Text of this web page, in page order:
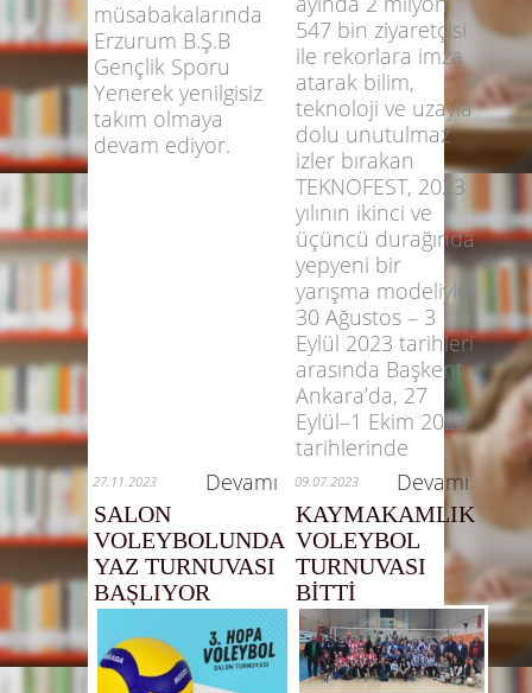
müsabakalarında
Erzurum B.Ş.B
Gençlik Sporu
Yenerek yenilgisiz
takım olmaya
devam ediyor.
547 bin ziyaretçisi
ile rekorlara imza
atarak bilim,
teknoloji ve uzayla
dolu unutulmaz
izler bırakan
TEKNOFEST, 2023
yılının ikinci ve
üçüncü durağında
yepyeni bir
yarışma modeliyle
30 Ağustos – 3
Eylül 2023 tarihleri
arasında Başkent
Ankara’da, 27
Eylül–1 Ekim 2023
tarihlerinde
27.11.2023 Devamı 09.07.2023 Devamı
SALON
VOLEYBOLUNDA
YAZ TURNUVASI
BAŞLIYOR
KAYMAKAMLIK
VOLEYBOL
TURNUVASI
BİTTİ